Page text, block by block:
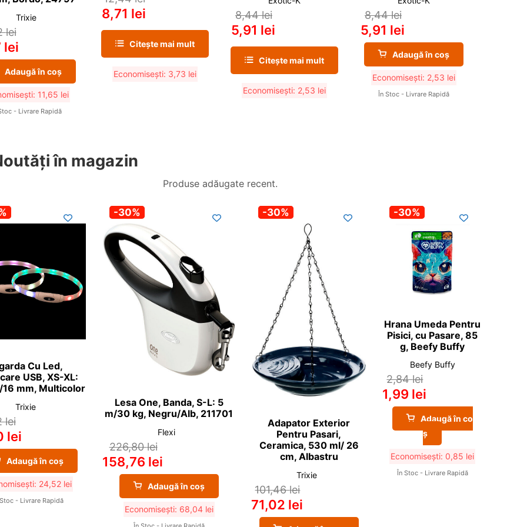
Trixie
lei
lei
Adaugă în coș
11,65 lei
- Livrare Rapidă
8,71 lei
Citește mai mult
Economisești: 3,73 lei
8,44lei
5,91 lei
Citește mai mult
Economisești: 2,53 lei
8,44lei
5,91 lei
Adaugă în coș
Economisești: 2,53 lei
În Stoc - Livrare Rapidă
în magazin
Produse adăugate recent.
Cu Led,
USB, XS-XL:
mm, Multicolor
Trixie
lei
lei
Adaugă în coș
24,52 lei
- Livrare Rapidă
Nou
-30%
Lesa One, Banda, S-L: 5
m/30 kg, Negru/Alb, 211701
Flexi
226,80lei
158,76 lei
Adaugă în coș
Economisești: 68,04 lei
Nou
-30%
Adapator Exterior
Pentru Pasari,
Ceramica, 530 ml/ 26
cm, Albastru
Trixie
101,46lei
71,02 lei
-30%
Hrana Umeda Pentru
Pisici, cu Pasare, 85
g, Beefy Buffy
Beefy Buffy
2,84lei
1,99 lei
Adaugă în co
ș
Economisești: 0,85 lei
În Stoc - Livrare Rapidă